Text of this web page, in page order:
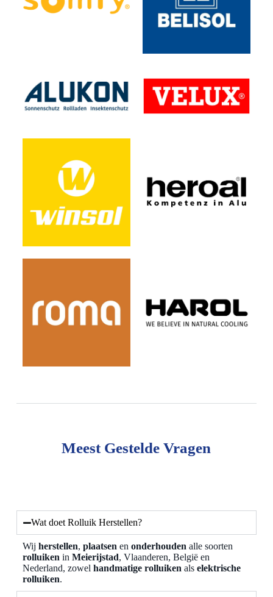
Meest Gestelde Vragen
Wat doet Rolluik Herstellen?
Wij herstellen, plaatsen en onderhouden alle soorten
rolluiken in Meierijstad, Vlaanderen, België en
Nederland, zowel handmatige rolluiken als elektrische
rolluiken.